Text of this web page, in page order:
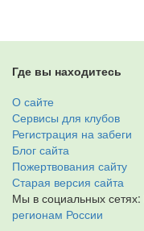
Где вы находитесь
О сайте
Сервисы для клубов
Регистрация на забеги
Блог сайта
Пожертвования сайту
Старая версия сайта
Мы в социальных сетях:
регионам России